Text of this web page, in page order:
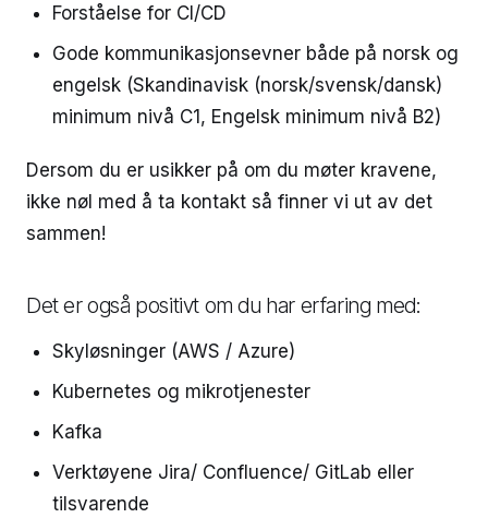
Forståelse for CI/CD
Gode kommunikasjonsevner både på norsk og
engelsk (Skandinavisk (norsk/svensk/dansk)
minimum nivå C1, Engelsk minimum nivå B2)
Dersom du er usikker på om du møter kravene,
ikke nøl med å ta kontakt så finner vi ut av det
sammen!
Det er også positivt om du har erfaring med:
Skyløsninger (AWS / Azure)
Kubernetes og mikrotjenester
Kafka
Verktøyene Jira/ Confluence/ GitLab eller
tilsvarende